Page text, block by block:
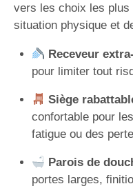
vers les choix les plus
situation physique et
Receveur
pour limiter tout
Siège
confortable pour
fatigue ou des
Parois de
portes larges,